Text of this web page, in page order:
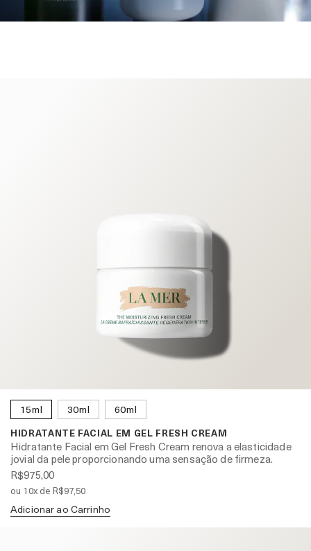
15ml 30ml 60ml
HIDRATANTE FACIAL EM GEL FRESH CREAM
Hidratante Facial em Gel Fresh Cream renova a elasticidade
jovial da pele proporcionando uma sensação de firmeza.
R$975,00
ou 10x de R$97,50
Adicionar ao Carrinho